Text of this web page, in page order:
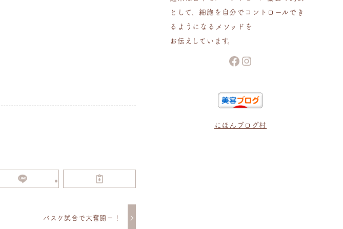
バスケ試合で大奮闘ー！
として、細胞を自分でコントロールでき
るようになるメソッドを
お伝えしています。
Facebook
Instagram
にほんブログ村